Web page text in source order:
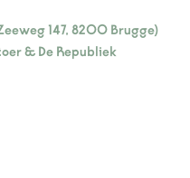
147, 8200 Brugge)
& De Republiek